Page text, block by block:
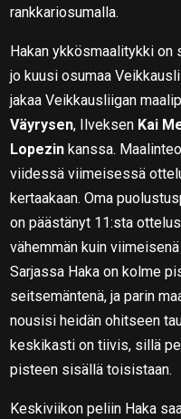
rankkariosumalla.
Hakan ykkösmaalitykki on
jo kuusi osumaa
jakaa Veikkausliigan
Väyrysen, Ilveksen Kai
Lopezin kanssa.
viidessä viimeisessä
kertaakaan. Oma
on päästänyt 11:sta
vähemmän kuin
Sarjassa Haka on kolme
seitsemäntenä, ja parin
nousisi heidän ohitseen
keskikasti on tiivis, sillä
pisteen sisällä toisistaan.
Keskiviikon peliin Haka